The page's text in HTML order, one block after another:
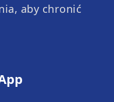
aby chronić